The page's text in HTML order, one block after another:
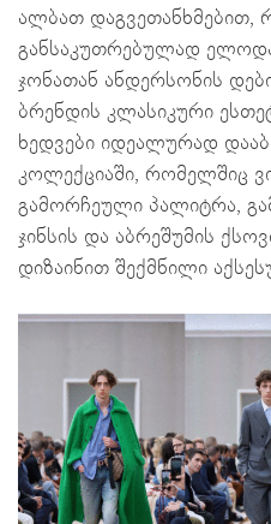
ალბათ დაგვეთანხმებით,
განსაკუთრებულად
ჯონათან ანდერსონის
ბრენდის კლასიკური
ხედვები იდეალურად
კოლექციაში, რომელშიც
გამორჩეული პალიტრა,
ჯინსის და აბრეშუმის
დიზაინით შექმნილი